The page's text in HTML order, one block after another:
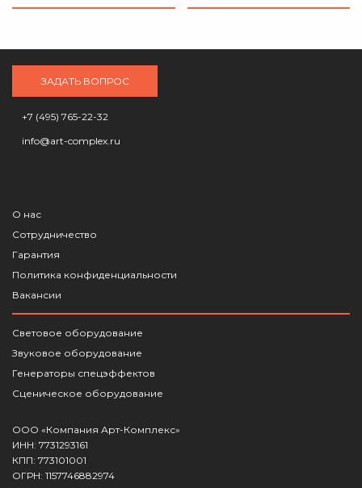
ЗАДАТЬ ВОПРОС
+7 (495) 765-22-32
info@art-complex.ru
О нас
Сотрудничество
Гарантия
Политика конфиденциальности
Вакансии
Световое оборудование
Звуковое оборудование
Генераторы спецэффектов
Сценическое оборудование
ООО «Компания Арт-Комплекс»
ИНН: 7731293161
КПП: 773101001
ОГРН: 1157746882974